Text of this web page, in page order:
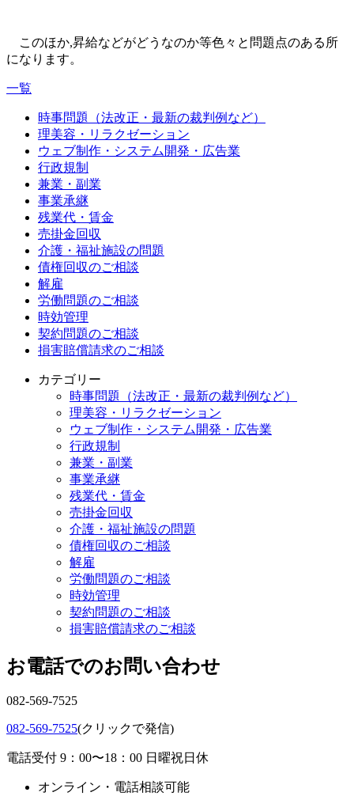
このほか,昇給などがどうなのか等色々と問題点のある所
になります。
一覧
時事問題（法改正・最新の裁判例など）
理美容・リラクゼーション
ウェブ制作・システム開発・広告業
行政規制
兼業・副業
事業承継
残業代・賃金
売掛金回収
介護・福祉施設の問題
債権回収のご相談
解雇
労働問題のご相談
時効管理
契約問題のご相談
損害賠償請求のご相談
カテゴリー
時事問題（法改正・最新の裁判例など）
理美容・リラクゼーション
ウェブ制作・システム開発・広告業
行政規制
兼業・副業
事業承継
残業代・賃金
売掛金回収
介護・福祉施設の問題
債権回収のご相談
解雇
労働問題のご相談
時効管理
契約問題のご相談
損害賠償請求のご相談
お電話でのお問い合わせ
082-569-7525
082-569-7525(クリックで発信)
電話受付 9：00〜18：00 日曜祝日休
オンライン・電話相談可能